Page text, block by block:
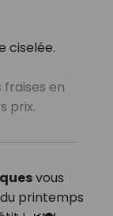
ciselée.
en
prix.
vous
printemps